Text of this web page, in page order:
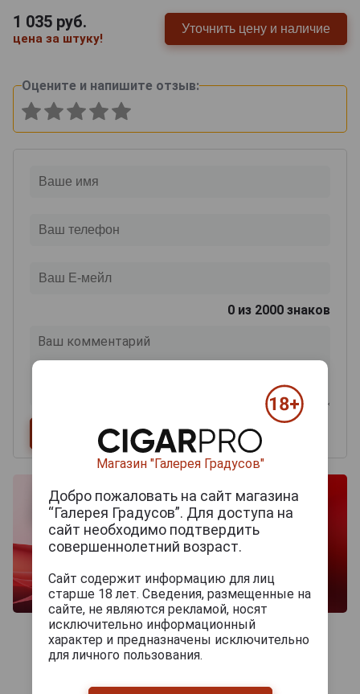
1 035 руб.
цена за штуку!
Уточнить цену и наличие
Оцените и напишите отзыв:
0 из 2000 знаков
Магазин "Галерея Градусов"
Добро пожаловать на сайт магазина
“Галерея Градусов”. Для доступа на
сайт необходимо подтвердить
совершеннолетний возраст.
Сайт содержит информацию для лиц
старше 18 лет. Сведения, размещенные на
сайте, не являются рекламой, носят
исключительно информационный
характер и предназначены исключительно
для личного пользования.